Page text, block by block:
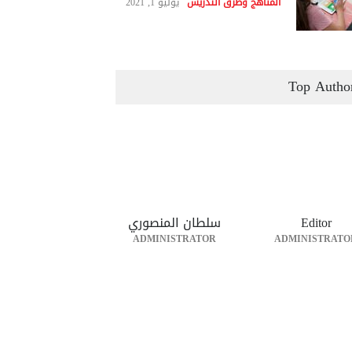
Top
Editor سلطان المنصوري
ADMINISTRATOR